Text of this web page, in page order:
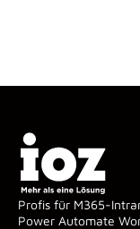
Profis für M365-
Power Automate